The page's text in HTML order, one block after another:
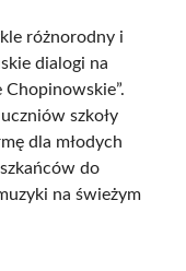
różnorodny i
dialogi na
szkoły
dla młodych
do
na świeżym